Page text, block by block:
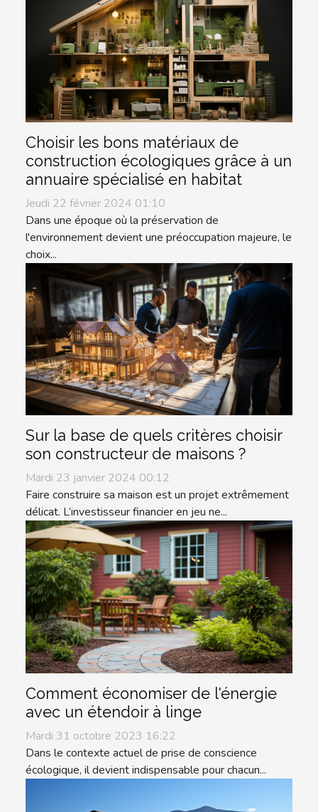
Choisir les bons matériaux de
construction écologiques grâce à un
annuaire spécialisé en habitat
Jeudi 22 février 2024 01:10
Dans une époque où la préservation de
l'environnement devient une préoccupation majeure, le
choix...
Sur la base de quels critères choisir
son constructeur de maisons ?
Mardi 23 janvier 2024 00:12
Faire construire sa maison est un projet extrêmement
délicat. L’investisseur financier en jeu ne...
Comment économiser de l'énergie
avec un étendoir à linge
Mardi 31 octobre 2023 16:22
Dans le contexte actuel de prise de conscience
écologique, il devient indispensable pour chacun...